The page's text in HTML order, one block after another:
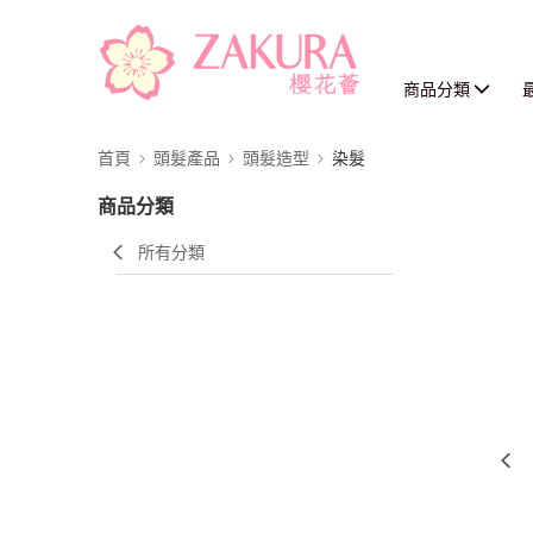
商品分類
首頁 頭髮產品 頭髮造型 染髮
商品分類
所有分類